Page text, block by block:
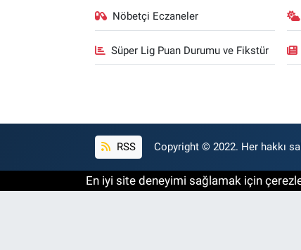
Nöbetçi Eczaneler
Süper Lig Puan Durumu ve Fikstür
RSS Copyright © 2022. Her hakkı
En iyi site deneyimi sağlamak için